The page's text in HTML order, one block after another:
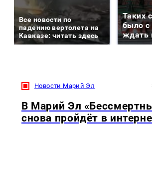
Все новости по
падению вертолета на
Кавказе: читать здесь
Таких
было с
ждать
Новости Марий Эл
В Марий Эл
снова пройдёт в